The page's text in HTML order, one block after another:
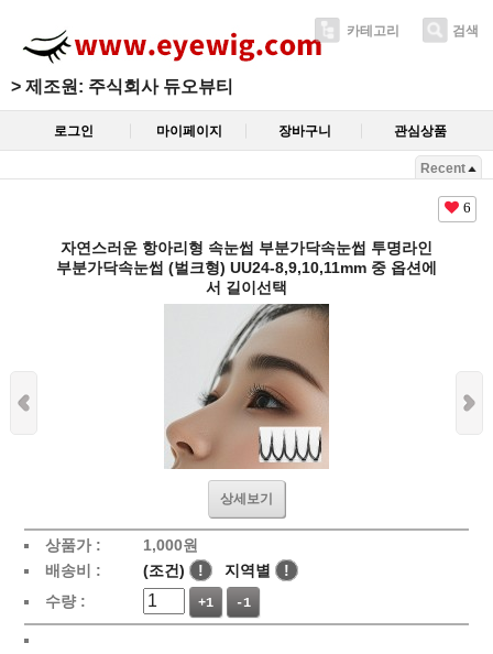
> 제조원: 주식회사 듀오뷰티
카테고리 검색
로그인 마이페이지 장바구니 관심상품
Recent
6
자연스러운 항아리형 속눈썹 부분가닥속눈썹 투명라인
부분가닥속눈썹 (벌크형) UU24-8,9,10,11mm 중 옵션에
서 길이선택
상세보기
상품가 : 1,000원
배송비 :
(조건) ! 지역별
!
수량 :
+1 -1